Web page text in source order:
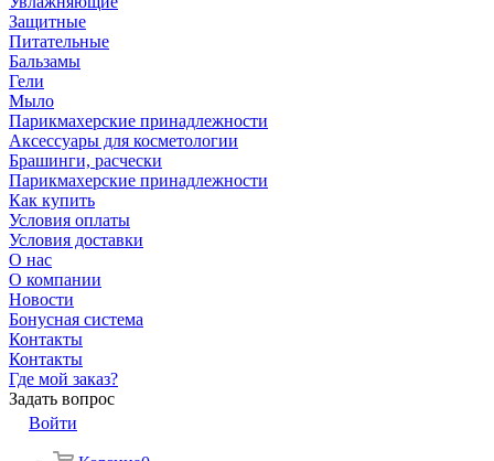
Защитные
Питательные
Бальзамы
Гели
Мыло
Парикмахерские принадлежности
Аксессуары для косметологии
Брашинги, расчески
Парикмахерские принадлежности
Как купить
Условия оплаты
Условия доставки
О нас
О компании
Новости
Бонусная система
Контакты
Контакты
Где мой заказ?
Задать вопрос
Войти